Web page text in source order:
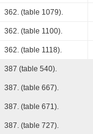
362. (table 1079).
362. (table 1100).
362. (table 1118).
387 (table 540).
387. (table 667).
387. (table 671).
387. (table 727).